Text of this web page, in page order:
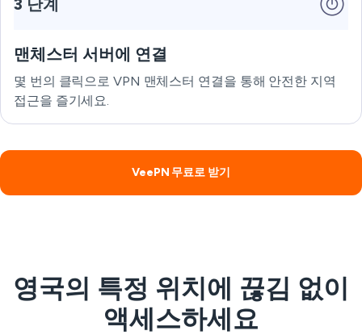
3 단계
맨체스터 서버에 연결
몇 번의 클릭으로 VPN 맨체스터 연결을 통해 안전한 지역
접근을 즐기세요.
VeePN 무료로 받기
영국의 특정 위치에 끊김 없이
액세스하세요